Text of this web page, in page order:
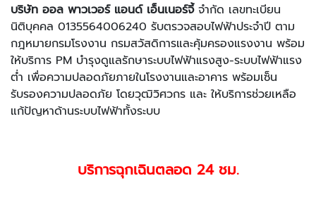
บริษัท ออล พาวเวอร์ แอนด์ เอ็นเนอร์จี้จำกัด เลขทะเบียน
นิติบุคคล 0135564006240 รับตรวจสอบไฟฟ้าประจำปี ตาม
กฎหมายกรมโรงงาน กรมสวัสดิการและคุ้มครองแรงงาน พร้อม
ให้บริการ PM บำรุงดูแลรักษาระบบไฟฟ้าแรงสูง-ระบบไฟฟ้าแรง
ต่ำ เพื่อความปลอดภัยภายในโรงงานและอาคาร พร้อมเซ็น
รับรองความปลอดภัย โดยวุฒิวิศวกร และ ให้บริการช่วยเหลือ
แก้ปัญหาด้านระบบไฟฟ้าทั้งระบบ
บริการฉุกเฉินตลอด 24 ชม.